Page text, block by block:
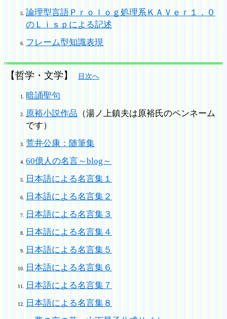
論理型言語Ｐｒｏｌｏｇ処理系ＫＡＶｅｒ１．０
のＬｉｓｐによる記述
フレーム型知識表現
【哲学・文学】 目次へ
暗誦聖句
原裕小説作品 （湯ノ上鎮夫は原裕氏のペンネーム
です）
荒井公康：随筆集
60億人の名言～blog～
日本語による名言集１
日本語による名言集２
日本語による名言集３
日本語による名言集４
日本語による名言集５
日本語による名言集６
日本語による名言集７
日本語による名言集８